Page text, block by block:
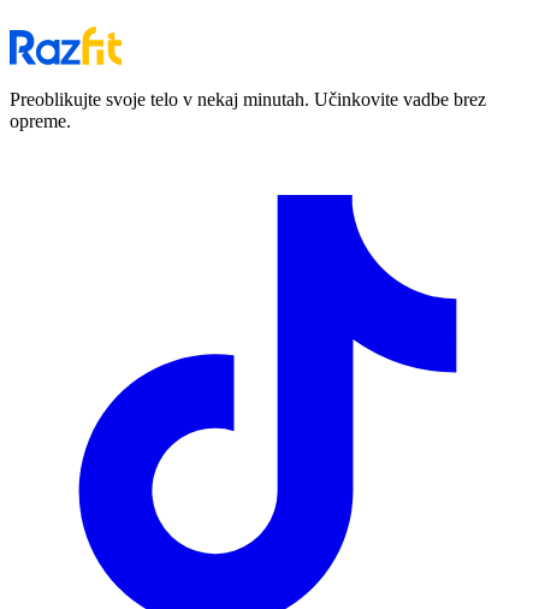
Preoblikujte svoje telo v nekaj minutah. Učinkovite vadbe brez
opreme.